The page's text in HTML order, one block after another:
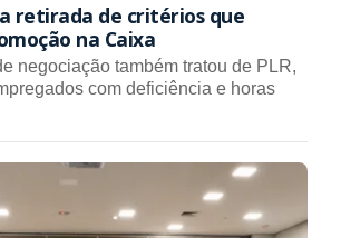
retirada de critérios que
na Caixa
negociação também tratou de PLR,
com deficiência e horas